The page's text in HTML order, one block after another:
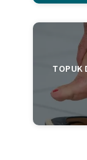
TOPUK